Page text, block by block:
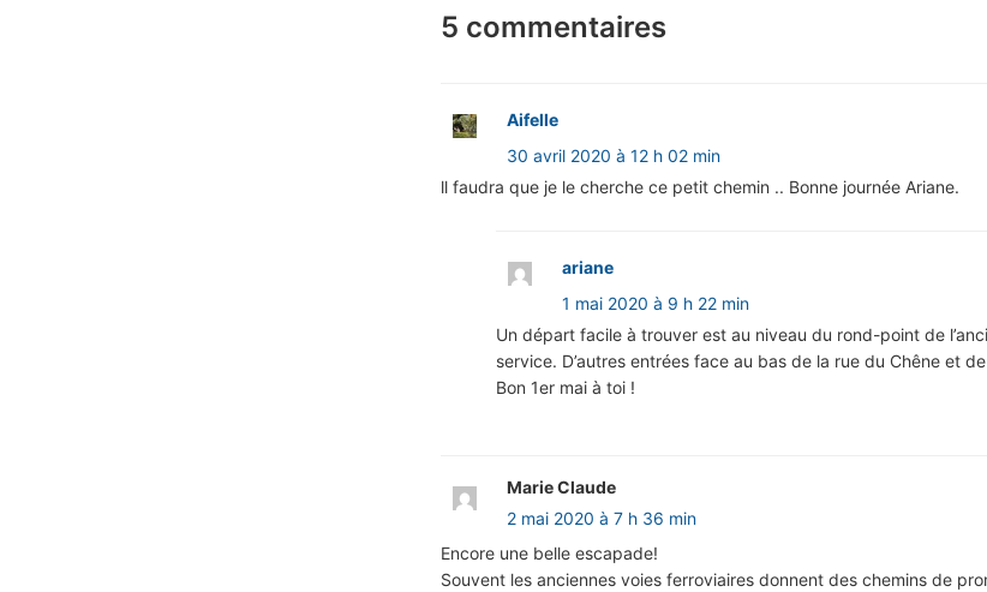
5 commentaires
Aifelle
30 avril 2020 à 12 h 02 min
ll faudra que je le cherche ce petit chemin .. Bonne journée Ariane.
ariane
1 mai 2020 à 9 h 22 min
Un départ facile à trouver est au niveau du rond-point de
service. D’autres entrées face au bas de la rue du Chêne et
Bon 1er mai à toi !
Marie Claude
2 mai 2020 à 7 h 36 min
Encore une belle escapade!
Souvent les anciennes voies ferroviaires donnent des chemins de